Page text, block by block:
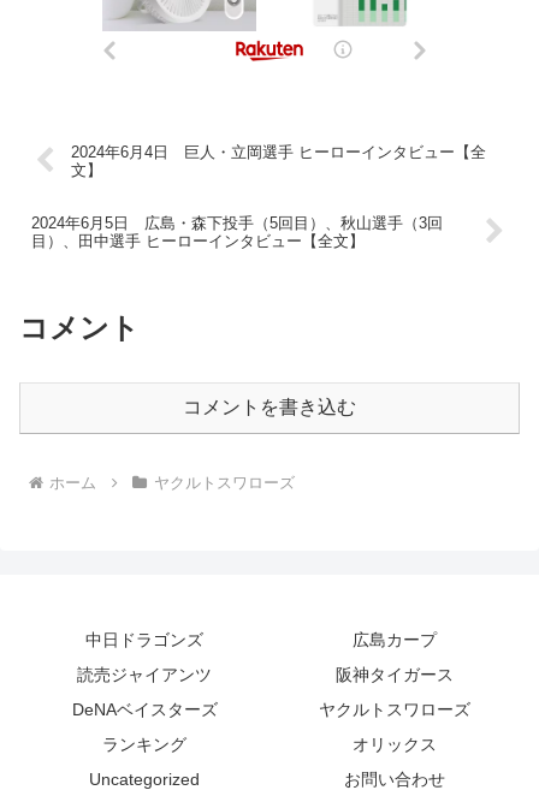
2024年6月4日 巨人・立岡選手 ヒーローインタビュー【全
文】
2024年6月5日 広島・森下投手（5回目）、秋山選手（3回
目）、田中選手 ヒーローインタビュー【全文】
コメント
コメントを書き込む
ホーム ヤクルトスワローズ
中日ドラゴンズ
広島カープ
読売ジャイアンツ
阪神タイガース
DeNAベイスターズ
ヤクルトスワローズ
ランキング
オリックス
Uncategorized
お問い合わせ